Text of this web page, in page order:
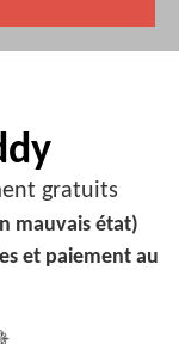
gratuits
mauvais état)
et paiement au